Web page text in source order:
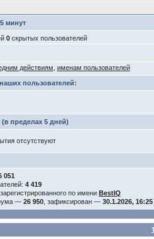
минут
0скрытых пользователей
действиям именам пользователей
пользователей:
пределах 5 дней)
отсутствуют
051
4 419
по имени BestIQ
— 26 950, зафиксирован — 30.1.2026, 16:25